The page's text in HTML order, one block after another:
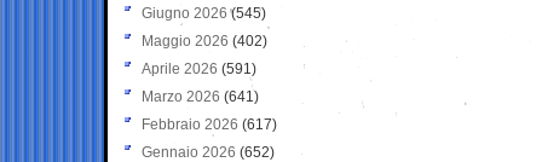
Giugno 2026 (545)
Maggio 2026 (402)
Aprile 2026 (591)
Marzo 2026 (641)
Febbraio 2026 (617)
Gennaio 2026 (652)